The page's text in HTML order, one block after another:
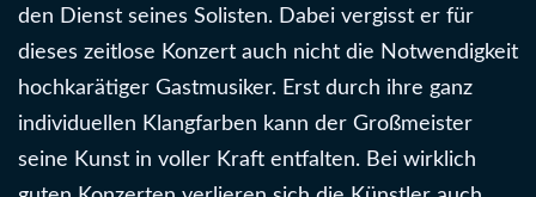
den Dienst seines Solisten. Dabei vergisst er für
dieses zeitlose Konzert auch nicht die Notwendigkeit
hochkarätiger Gastmusiker. Erst durch ihre ganz
individuellen Klangfarben kann der Großmeister
seine Kunst in voller Kraft entfalten. Bei wirklich